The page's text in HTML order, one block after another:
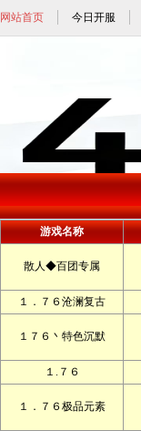
网站首页 今日开服
游戏名称
散人◆百团专属
１．７６沧澜复古
１７６丶特色沉默
１.７６
１．７６极品元素